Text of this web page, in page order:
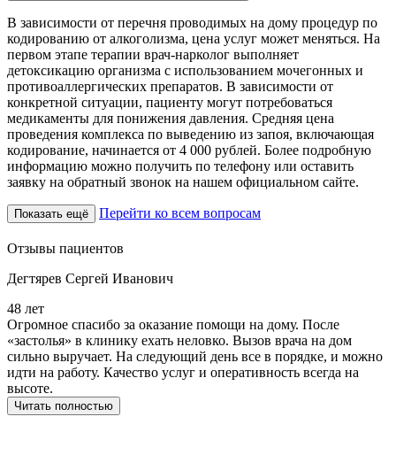
В зависимости от перечня проводимых на дому процедур по
кодированию от алкоголизма, цена услуг может меняться. На
первом этапе терапии врач-нарколог выполняет
детоксикацию организма с использованием мочегонных и
противоаллергических препаратов. В зависимости от
конкретной ситуации, пациенту могут потребоваться
медикаменты для понижения давления. Средняя цена
проведения комплекса по выведению из запоя, включающая
кодирование, начинается от 4 000 рублей. Более подробную
информацию можно получить по телефону или оставить
заявку на обратный звонок на нашем официальном сайте.
Показать ещё Перейти ко всем вопросам
Отзывы пациентов
Дегтярев Сергей Иванович
48 лет
Огромное спасибо за оказание помощи на дому. После
«застолья» в клинику ехать неловко. Вызов врача на дом
сильно выручает. На следующий день все в порядке, и можно
идти на работу. Качество услуг и оперативность всегда на
высоте.
Читать полностью